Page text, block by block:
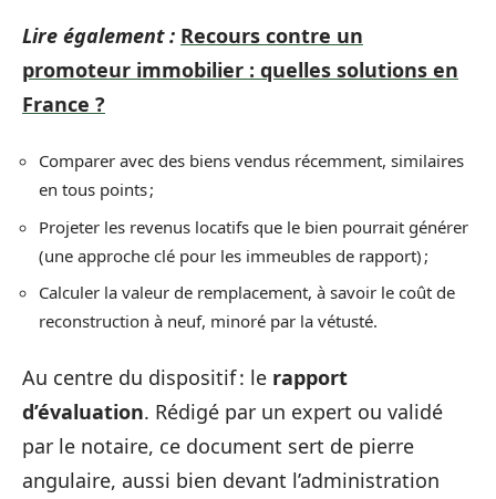
Lire également : Recours contre un
promoteur immobilier : quelles solutions en
France ?
Comparer avec des biens vendus récemment, similaires
en tous points ;
Projeter les revenus locatifs que le bien pourrait générer
(une approche clé pour les immeubles de rapport) ;
Calculer la valeur de remplacement, à savoir le coût de
reconstruction à neuf, minoré par la vétusté.
Au centre du dispositif : le rapport
d’évaluation. Rédigé par un expert ou validé
par le notaire, ce document sert de pierre
angulaire, aussi bien devant l’administration